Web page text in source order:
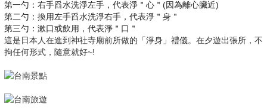
第一勺：右手舀水洗淨左手，代表淨＂心＂(因為離心臟近)
第二勺：換用左手舀水洗淨右手，代表淨＂身＂
第三勺：漱口或飲用，代表淨＂口＂
這是日本人在進到神社寺廟前所做的「淨身」禮儀。在夕遊出張所，不
拘任何形式，隨意就好~!